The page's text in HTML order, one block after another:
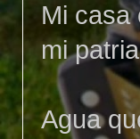
Mi casa
mi
Agua